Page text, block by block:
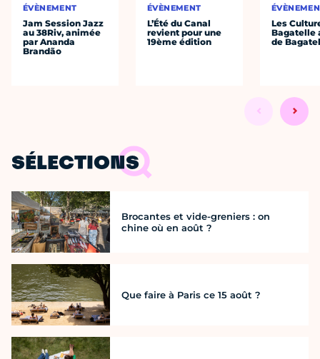
ÉVÈNEMENT
Jam Session Jazz
au 38Riv, animée
par Ananda
Brandão
ÉVÈNEMENT
L’Été du Canal
revient pour une
19ème édition
Les
Bagatelle
de
SÉLECTIONS
Brocantes et vide-greniers : on
chine où en août ?
Que faire à Paris ce 15 août ?